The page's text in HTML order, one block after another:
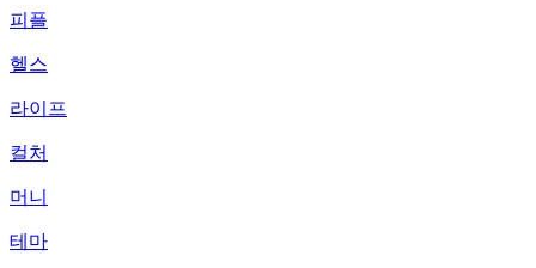
피플
헬스
라이프
컬처
머니
테마